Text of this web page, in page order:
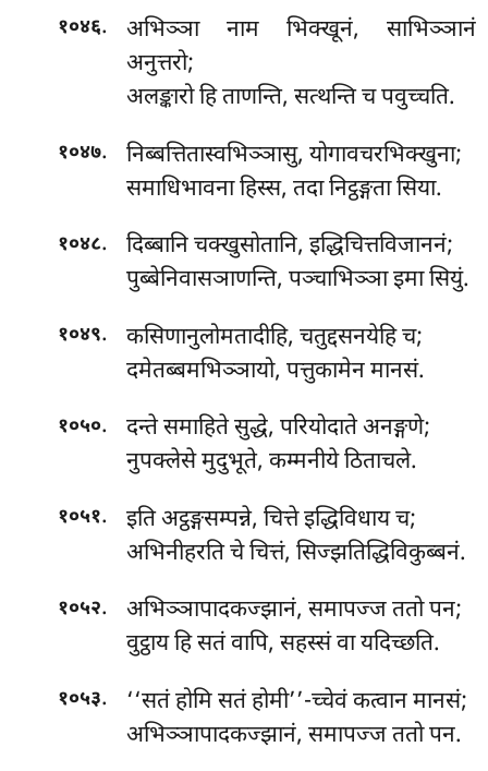
१०४६. अभिञ्ञा नाम भिक्खूनं, साभिञ्ञानं
अनुत्तरो;
अलङ्कारो हि ताणन्ति, सत्थन्ति च पवुच्चति.
१०४७.
निब्बत्तितास्वभिञ्ञासु, योगावचरभिक्खुना;
समाधिभावना हिस्स, तदा निट्ठङ्गता सिया.
१०४८. दिब्बानिचक्खुसोतानि, इद्धिचित्तविजाननं;
पुब्बेनिवासञाणन्ति, पञ्चाभिञ्ञा इमा सियुं.
१०४९.
कसिणानुलोमतादीहि, चतुद्दसनयेहि च;
दमेतब्बमभिञ्ञायो, पत्तुकामेन मानसं.
१०५०.
दन्ते समाहिते सुद्धे, परियोदाते अनङ्गणे;
नुपक्लेसे मुदुभूते, कम्मनीये ठिताचले.
१०५१.
इति अट्ठङ्गसम्पन्ने, चित्ते इद्धिविधाय च;
अभिनीहरति चे चित्तं, सिज्झतिद्धिविकुब्बनं.
१०५२.
अभिञ्ञापादकज्झानं, समापज्ज ततो पन;
वुट्ठाय हि सतं वापि, सहस्सं वा यदिच्छति.
१०५३.
‘‘सतं होमि सतं होमी’’-च्चेवं कत्वान मानसं;
अभिञ्ञापादकज्झानं, समापज्ज ततो पन.